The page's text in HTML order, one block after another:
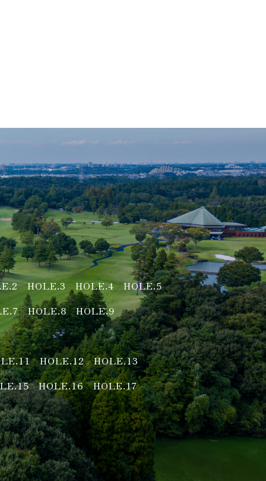
HOLE.3 HOLE.4
HOLE.5
HOLE.8
HOLE.9
HOLE.12
HOLE.13
HOLE.16
HOLE.17